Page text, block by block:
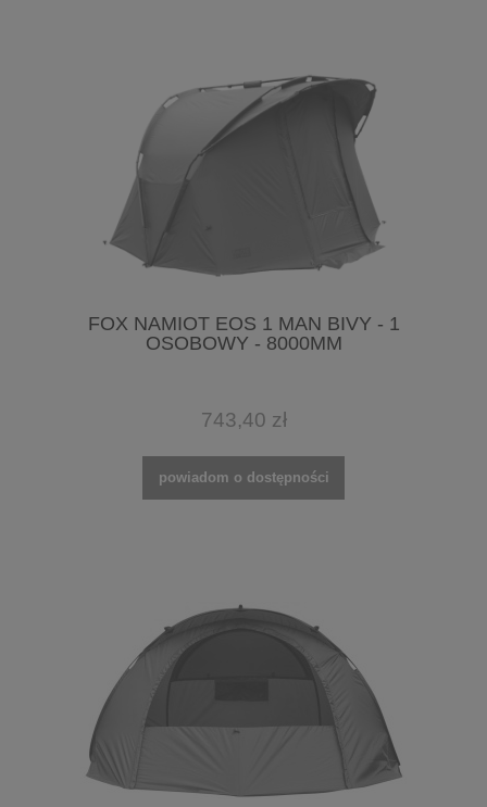
FOX NAMIOT EOS 1 MAN BIVY - 1
OSOBOWY - 8000MM
743,40 zł
powiadom o dostępności